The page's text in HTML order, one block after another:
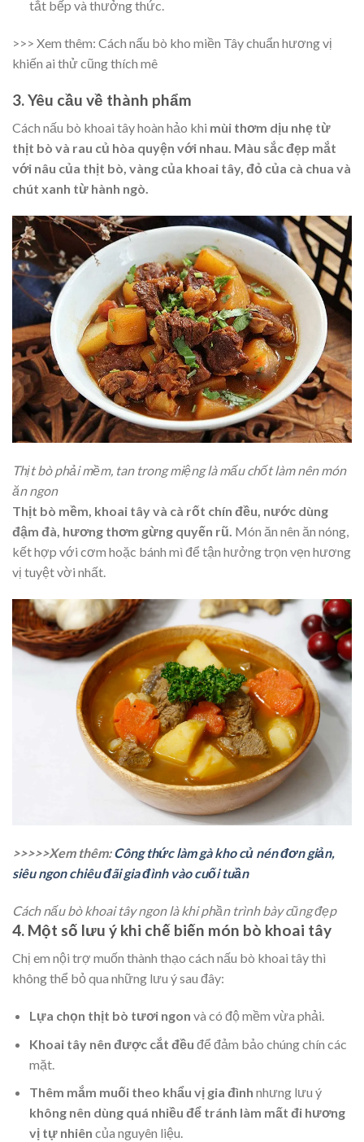
tắt bếp và thưởng thức.
>>> Xem thêm: Cách nấu bò kho miền Tây chuẩn hương vị
khiến ai thử cũng thích mê
3. Yêu cầu về thành phẩm
Cách nấu bò khoai tây hoàn hảo khi mùi thơm dịu nhẹ từ
thịt bò và rau củ hòa quyện với nhau. Màu sắc đẹp mắt
với nâu của thịt bò, vàng của khoai tây, đỏ của cà chua và
chút xanh từ hành ngò.
Thịt bò phải mềm, tan trong miệng là mấu chốt làm nên món
ăn ngon
Thịt bò mềm, khoai tây và cà rốt chín đều, nước dùng
đậm đà, hương thơm gừng quyến rũ. Món ăn nên ăn nóng,
kết hợp với cơm hoặc bánh mì để tận hưởng trọn vẹn hương
vị tuyệt vời nhất.
>>>>>Xem thêm:Công thức làm gà kho củ nén đơn giản,
siêu ngon chiêu đãi gia đình vào cuối tuần
Cách nấu bò khoai tây ngon là khi phần trình bày cũng đẹp
4. Một số lưu ý khi chế biến món bò khoai tây
Chị em nội trợ muốn thành thạo cách nấu bò khoai tây thì
không thể bỏ qua những lưu ý sau đây:
Lựa chọn thịt bò tươi ngon và có độ mềm vừa phải.
Khoai tây nên được cắt đều để đảm bảo chúng chín các
mặt.
Thêm mắm muối theo khẩu vị gia đình nhưng lưu ý
không nên dùng quá nhiều để tránh làm mất đi hương
vị tự nhiên của nguyên liệu.